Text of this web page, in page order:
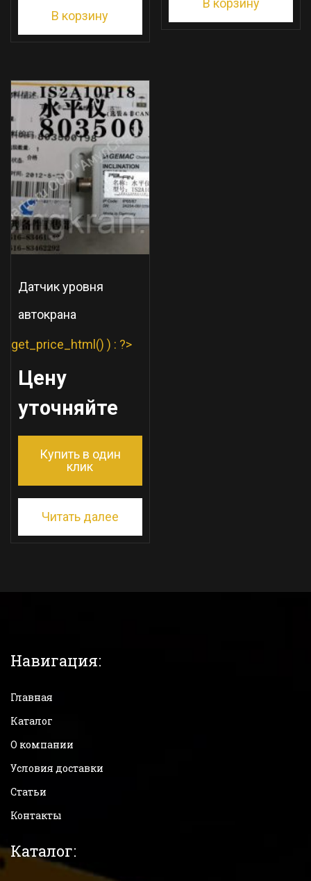
В корзину
В корзину
Датчик уровня
автокрана
get_price_html() ) : ?>
Цену
уточняйте
Купить в один
клик
Читать далее
Навигация:
Главная
Каталог
О компании
Условия доставки
Статьи
Контакты
Каталог: